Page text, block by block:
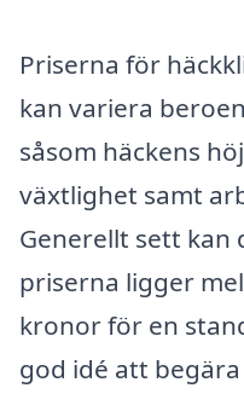
Priserna för
kan variera
såsom häckens
växtlighet samt
Generellt sett
priserna ligger
kronor för en
god idé att